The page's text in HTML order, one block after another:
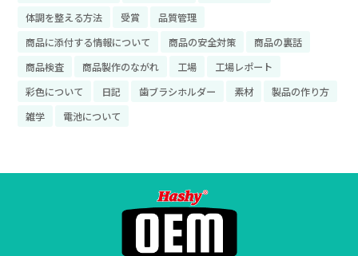
体調を整える方法
受賞
品質管理
商品に添付する情報について
商品の安全対策
商品の裏話
商品検査
商品製作のながれ 工場
工場レポート
彩色について
日記 歯ブラシホルダー 素材
製品の作り方
雑学
電池について